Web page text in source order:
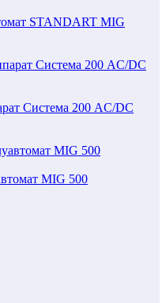
STANDART MIG
Система 200 AC/DC
MIG 500